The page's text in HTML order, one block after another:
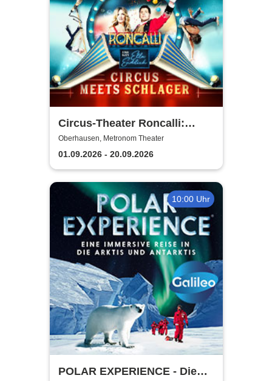
Circus-Theater Roncalli:
Circus meets Schlager
Oberhausen, Metronom Theater
01.09.2026 - 20.09.2026
10:00 Uhr
POLAR EXPERIENCE - Die